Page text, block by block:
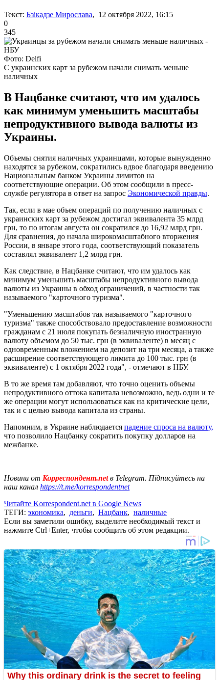
Текст: Бзікадзе Мирослава, 12 октября 2022, 16:15
0
345
Фото: Delfi
С украинских карт за рубежом начали снимать меньше
наличных
В Нацбанке считают, что им удалось
как минимум уменьшить масштабы
непродуктивного вывода валюты из
Украины.
Объемы снятия наличных украинцами, которые вынужденно
находятся за рубежом, сократились вдвое благодаря введению
Национальным банком Украины лимитов на
соответствующие операции. Об этом сообщили в пресс-
службе регулятора в ответ на запрос Экономической правды.
Так, если в мае объем операций по получению наличных с
украинских карт за рубежом достигал эквивалента 35 млрд
грн, то по итогам августа он сократился до 16,92 млрд грн.
Для сравнения, до начала широкомасштабного вторжения
России, в январе этого года, соответствующий показатель
составлял эквивалент 1,2 млрд грн.
Как следствие, в Нацбанке считают, что им удалось как
минимум уменьшить масштабы непродуктивного вывода
валюты из Украины в обход ограничений, в частности так
называемого "карточного туризма".
"Уменьшению масштабов так называемого "карточного
туризма" также способствовало предоставление возможности
гражданам с 21 июля покупать безналичную иностранную
валюту объемом до 50 тыс. грн (в эквиваленте) в месяц с
одновременным вложением на депозит на три месяца, а также
расширение соответствующего лимита до 100 тыс. грн (в
эквиваленте) с 1 октября 2022 года", - отмечают в НБУ.
В то же время там добавляют, что точно оценить объемы
непродуктивного оттока капитала невозможно, ведь одни и те
же операции могут использоваться как на критические цели,
так и с целью вывода капитала из страны.
Напомним, в Украине наблюдается падение спроса на валюту,
что позволило Нацбанку сократить покупку долларов на
межбанке.
Новини от Корреспондент.netв Telegram. Підписуйтесь на
наш канал https://t.me/korrespondentnet
Читайте Korrespondent.net в Google News
ТЕГИ: экономика, деньги, Нацбанк, наличные
Если вы заметили ошибку, выделите необходимый текст и
нажмите Ctrl+Enter, чтобы сообщить об этом редакции.